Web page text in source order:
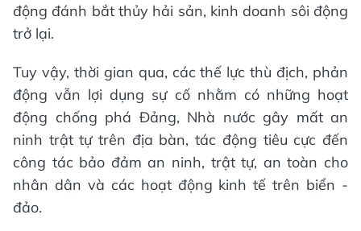
động đánh bắt thủy hải sản, kinh doanh sôi động
trở lại.
Tuy vậy, thời gian qua, các thế lực thù địch, phản
động vẫn lợi dụng sự cố nhằm có những hoạt
động chống phá Đảng, Nhà nước gây mất an
ninh trật tự trên địa bàn, tác động tiêu cực đến
công tác bảo đảm an ninh, trật tự, an toàn cho
nhân dân và các hoạt động kinh tế trên biển -
đảo.